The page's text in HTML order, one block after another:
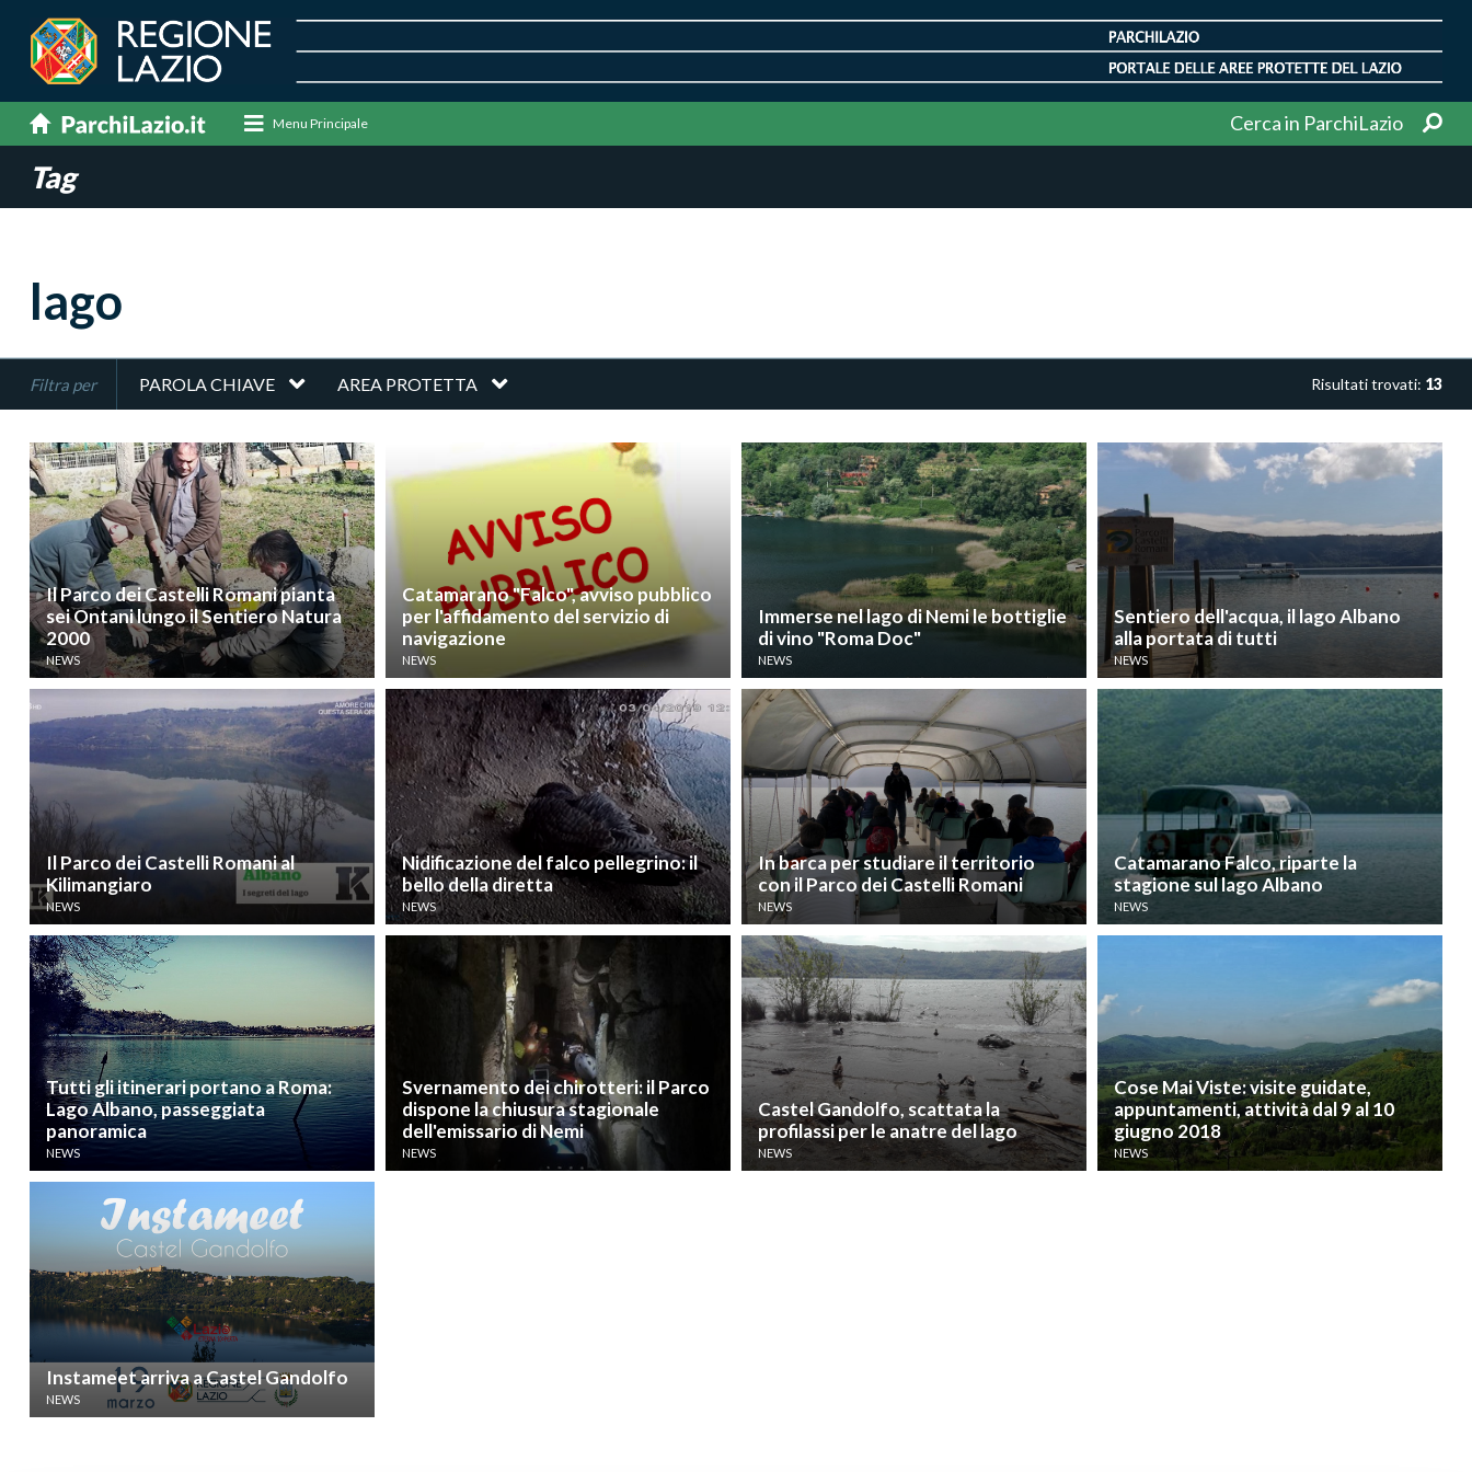
Cerca in ParchiLazio
Menu Principale
Tag
lago
Filtra per Risultati trovati: 13
PAROLA CHIAVE AREA PROTETTA
Il Parco dei Castelli Romani pianta
sei Ontani lungo il Sentiero Natura
2000
NEWS
Catamarano "Falco", avviso pubblico
per l'affidamento del servizio di
navigazione
NEWS
Immerse nel lago di Nemi le bottiglie
di vino "Roma Doc"
NEWS
Sentiero dell'acqua, il lago Albano
alla portata di tutti
NEWS
Il Parco dei Castelli Romani al
Kilimangiaro
NEWS
Nidificazione del falco pellegrino: il
bello della diretta
NEWS
In barca per studiare il territorio
con il Parco dei Castelli Romani
NEWS
Catamarano Falco, riparte la
stagione sul lago Albano
NEWS
Tutti gli itinerari portano a Roma:
Lago Albano, passeggiata
panoramica
NEWS
Svernamento dei chirotteri: il Parco
dispone la chiusura stagionale
dell'emissario di Nemi
NEWS
Castel Gandolfo, scattata la
profilassi per le anatre del lago
NEWS
Cose Mai Viste: visite guidate,
appuntamenti, attività dal 9 al 10
giugno 2018
NEWS
Instameet arriva a Castel Gandolfo
NEWS